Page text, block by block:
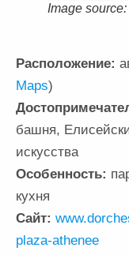
Image source:
Расположение:
Maps)
башня,
искусства
Особенность:
кухня
Сайт:
plaza-athenee